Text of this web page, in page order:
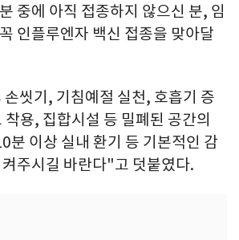
중에 아직 접종하지 않으신 분, 임
인플루엔자 백신 접종을 맞아달
씻기, 기침예절 실천, 호흡기 증
용, 집합시설 등 밀폐된 공간의
분 이상 실내 환기 등 기본적인 감
주시길 바란다"고 덧붙였다.